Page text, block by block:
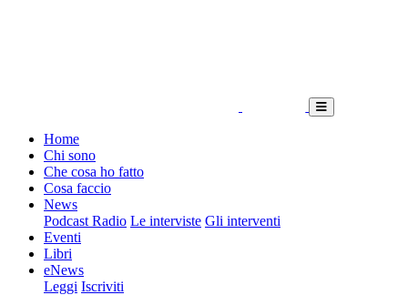
Home
Chi sono
Che cosa ho fatto
Cosa faccio
News
Podcast Radio Le interviste Gli interventi
Eventi
Libri
eNews
Leggi Iscriviti